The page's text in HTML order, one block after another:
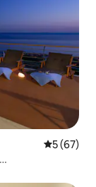
Vidutinis
5 (67)